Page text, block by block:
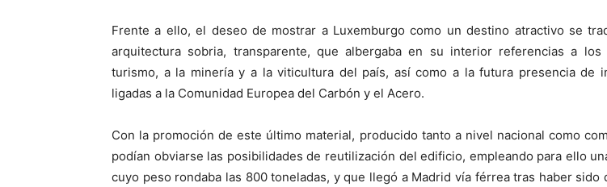
Frente a ello, el deseo de mostrar a Luxemburgo como un destino atractivo se
arquitectura sobria, transparente, que albergaba en su interior referencias a los
turismo, a la minería y a la viticultura del país, así como a la futura presencia de
ligadas a la Comunidad Europea del Carbón y el Acero.
Con la promoción de este último material, producido tanto a nivel nacional como
podían obviarse las posibilidades de reutilización del edificio, empleando para ello
cuyo peso rondaba las 800 toneladas, y que llegó a Madrid vía férrea tras haber sido